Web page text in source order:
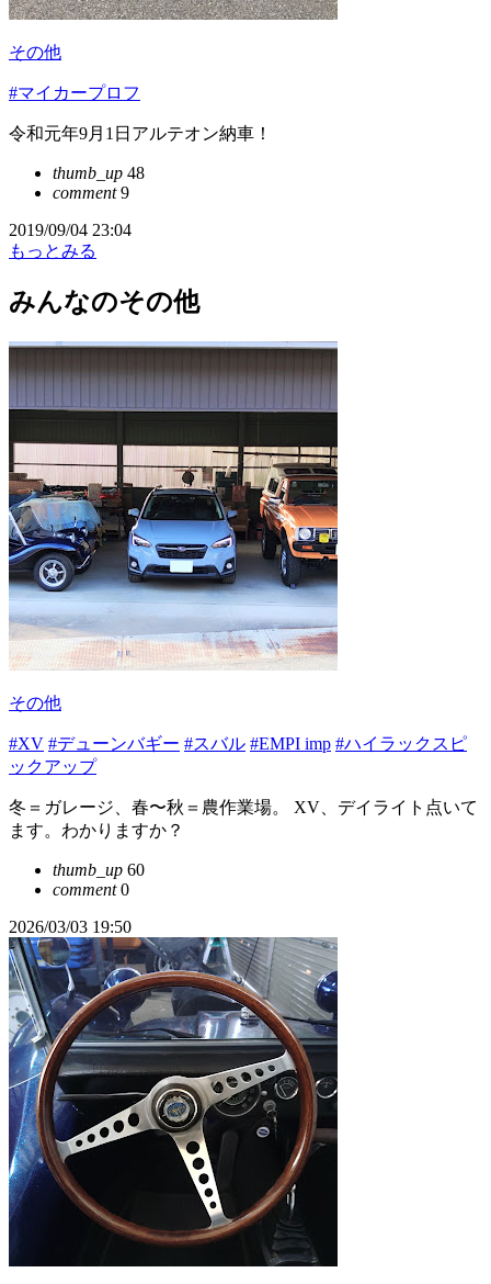
その他
#マイカープロフ
令和元年9月1日アルテオン納車！
thumb_up 48
comment9
2019/09/04 23:04
もっとみる
みんなのその他
その他
#XV #デューンバギー #スバル #EMPI imp #ハイラックスピ
ックアップ
冬＝ガレージ、春〜秋＝農作業場。 XV、デイライト点いて
ます。わかりますか？
thumb_up 60
comment0
2026/03/03 19:50